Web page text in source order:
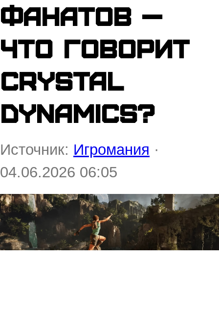
фанатов —
что говорит
Crystal
Dynamics?
Источник: Игромания ·
04.06.2026 06:05